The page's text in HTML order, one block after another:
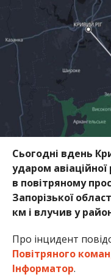
Сьогодні вдень
ударом
в повітряному
Запорізької
км і влучив у
Про інцидент
Повітряного
Інформатор.